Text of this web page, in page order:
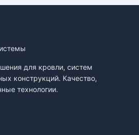
для кровли, систем
конструкций. Качество,
технологии.